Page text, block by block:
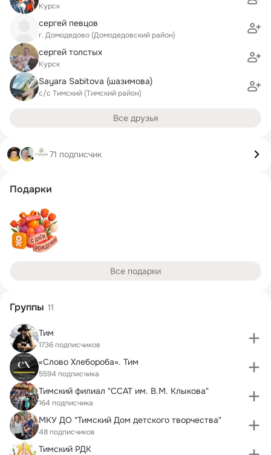
Курск
сергей певцов
г. Домодедово (Домодедовский район)
сергей толстых
Курск
Sayara Sabitova (шазимова)
с/с Тимский (Тимский район)
Все друзья
71 подписчик
Подарки
Все подарки
Группы 11
Тим
1736 подписчиков
«Слово Хлебороба». Тим
5594 подписчика
Тимский филиал "ССАТ им. В.М. Клыкова"
164 подписчика
МКУ ДО "Тимский Дом детского творчества"
48 подписчиков
Тимский РДК